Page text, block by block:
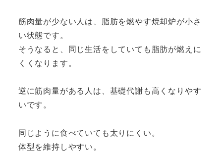
筋肉量が少ない人は、脂肪を燃やす焼却炉が小さ
い状態です。
そうなると、同じ生活をしていても脂肪が燃えに
くくなります。
逆に筋肉量がある人は、基礎代謝も高くなりやす
いです。
同じように食べていても太りにくい。
体型を維持しやすい。